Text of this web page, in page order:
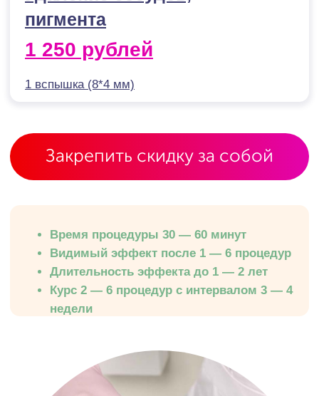
Запись на прием
Заполните форму и мы свяжемся
Клиника на Маршала Жукова, 156
Ежедневно с 9:00 до 20:00